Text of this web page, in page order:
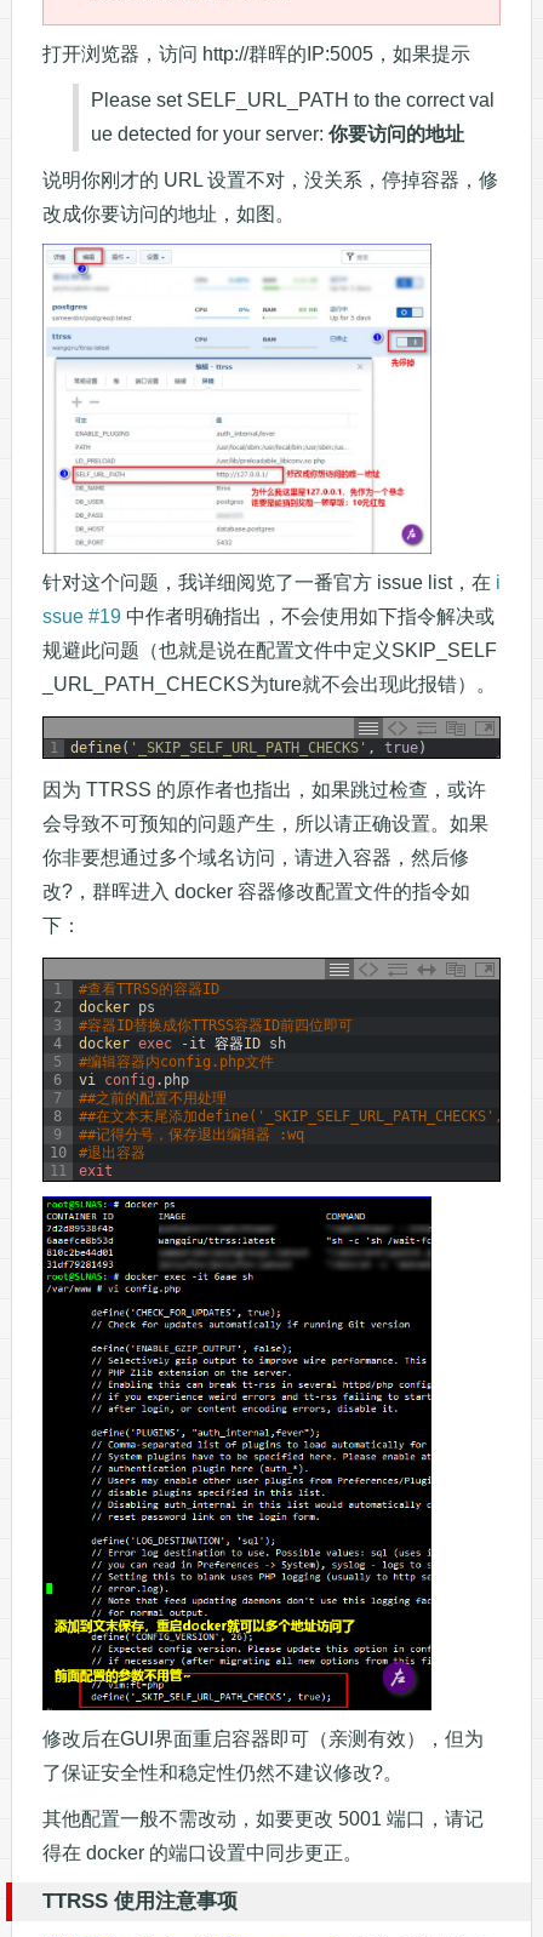
打开浏览器，访问 http://群晖的IP:5005，如果提示
Please set SELF_URL_PATH to the correct val
ue detected for your server: 你要访问的地址
说明你刚才的 URL 设置不对，没关系，停掉容器，修
改成你要访问的地址，如图。
针对这个问题，我详细阅览了一番官方 issue list，在 i
ssue #19中作者明确指出，不会使用如下指令解决或
规避此问题（也就是说在配置文件中定义SKIP_SELF
_URL_PATH_CHECKS为ture就不会出现此报错）。
1 define( '_SKIP_SELF_URL_PATH_CHECKS' , true)
因为 TTRSS 的原作者也指出，如果跳过检查，或许
会导致不可预知的问题产生，所以请正确设置。如果
你非要想通过多个域名访问，请进入容器，然后修
改?，群晖进入 docker 容器修改配置文件的指令如
下：
1
2
3
4
5
6
7
8
9
10
11
#查看TTRSS的容器ID
docker ps
#容器ID替换成你TTRSS容器ID前四位即可
docker exec -it 容器ID sh
#编辑容器内config.php文件
vi config . php
##之前的配置不用处理
##在文本末尾添加define('_SKIP_SELF_URL_PATH_CHECKS',
##记得分号，保存退出编辑器 :wq
#退出容器
exit
修改后在GUI界面重启容器即可（亲测有效），但为
了保证安全性和稳定性仍然不建议修改?。
其他配置一般不需改动，如要更改 5001 端口，请记
得在 docker 的端口设置中同步更正。
TTRSS 使用注意事项